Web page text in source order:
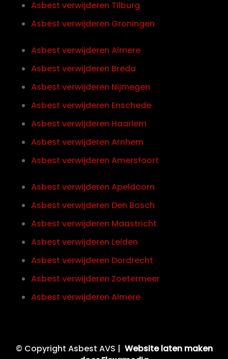
Asbest verwijderen Tilburg
Asbest verwijderen Groningen
Asbest verwijderen Almere
Asbest verwijderen Breda
Asbest verwijderen Nijmegen
Asbest verwijderen Enschede
Asbest verwijderen Haarlem
Asbest verwijderen Arnhem
Asbest verwijderen Amersfoort
Asbest verwijderen Apeldoorn
Asbest verwijderen Den Bosch
Asbest verwijderen Maastricht
Asbest verwijderen Leiden
Asbest verwijderen Dordrecht
Asbest verwijderen Zoetermeer
Asbest verwijderen Almere
© Copyright Asbest AVS | Website laten maken